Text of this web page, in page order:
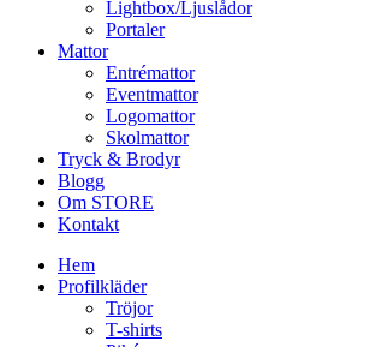
Lightbox/Ljuslådor
Portaler
Mattor
Entrémattor
Eventmattor
Logomattor
Skolmattor
Tryck & Brodyr
Blogg
Om STORE
Kontakt
Hem
Profilkläder
Tröjor
T-shirts